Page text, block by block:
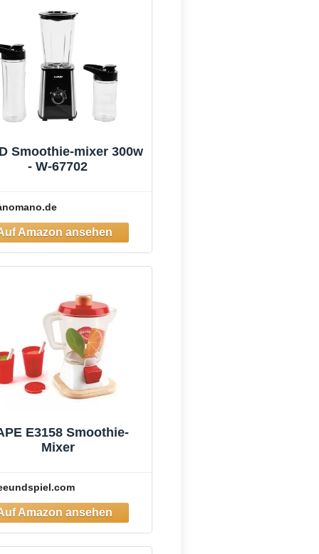
Smoothie-mixer 300w
- W-67702
E3158 Smoothie-
Mixer